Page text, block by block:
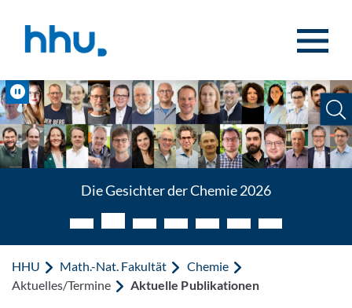
Die Gesichter der Chemie 2026
Pause
HHU Math.-Nat. Fakultät
Chemie
Aktuelles/Termine
Aktuelle Publikationen